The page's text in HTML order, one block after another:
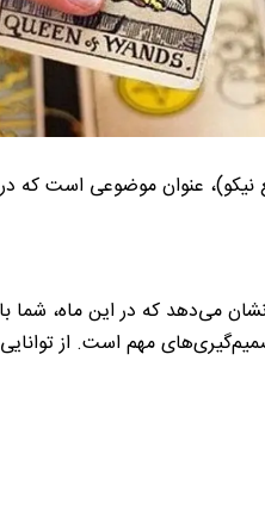
می‌دهد که در این ماه، شما
مهم است. از